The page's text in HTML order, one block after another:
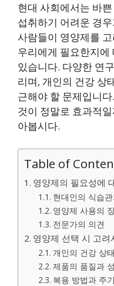
현대 사회에서는 바
섭취하기 어려운 경
사람들이 영양제를
우리에게 필요한지에
있습니다. 다양한 연
리며, 개인의 건강 상
근해야 할 문제입니
것이 정말로 효과적
아봅시다.
Table of
영양제의 필요성에
현대인의 식습
영양제 사용의
전문가의 의견
영양제 선택 시 고려
개인의 건강 상
제품의 품질과
복용 방법과 주